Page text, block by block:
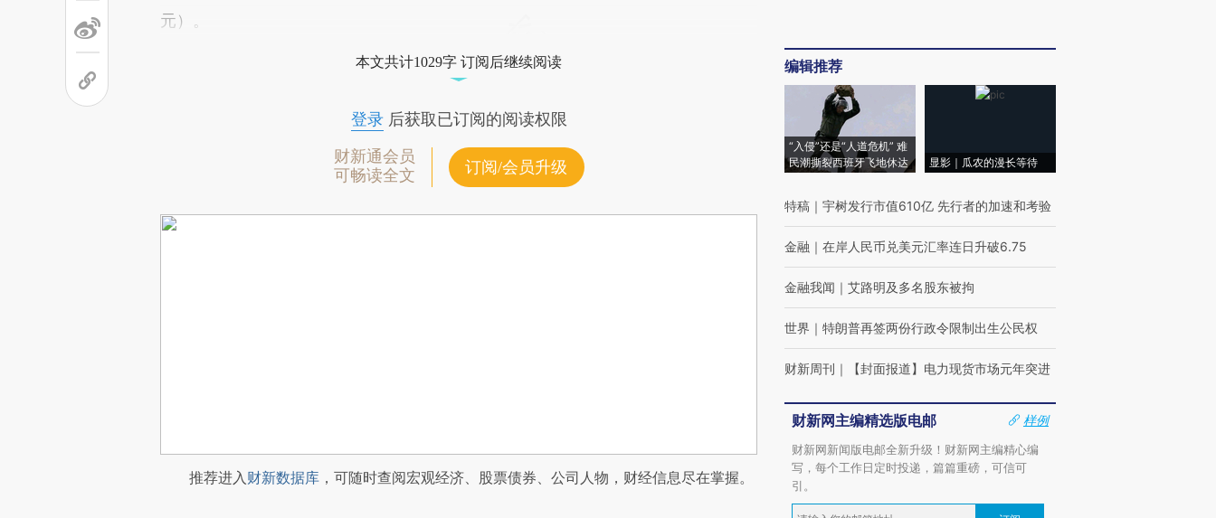
元）。
本文共计1029字 订阅后继续阅读
登录后获取已订阅的阅读权限
财新通会员
可畅读全文
订阅/会员升级
推荐进入财新数据库 ，可随时查阅宏观经济、股票债券、公司人物，财经信息尽在掌握。
编辑推荐
“入侵”还是“人道危机” 难
民潮撕裂西班牙飞地休达
显影｜瓜农的漫长等待
特稿 ｜ 宇树发行市值610亿 先行者的加速和考验
金融 ｜ 在岸人民币兑美元汇率连日升破6.75
金融我闻 ｜ 艾路明及多名股东被拘
世界 ｜ 特朗普再签两份行政令限制出生公民权
财新周刊 ｜ 【封面报道】电力现货市场元年突进
财新网主编精选版电邮
样例
财新网新闻版电邮全新升级！财新网主编精心编
写，每个工作日定时投递，篇篇重磅，可信可
引。